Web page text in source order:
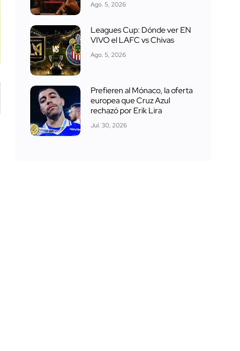
Ago. 5, 2026
Leagues Cup: Dónde ver EN
VIVO el LAFC vs Chivas
Ago. 5, 2026
Prefieren al Mónaco, la oferta
europea que Cruz Azul
rechazó por Erik Lira
Jul. 30, 2026